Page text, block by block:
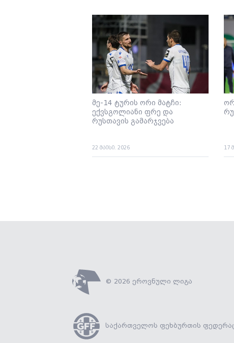
მე-14 ტურის ორი მატჩი:
ექვსგოლიანი ფრე და
რუსთავის გამარჯვება
22 მაისი. 2026 17
© 2026 ეროვნული ლიგა
საქართველოს ფეხბურთის